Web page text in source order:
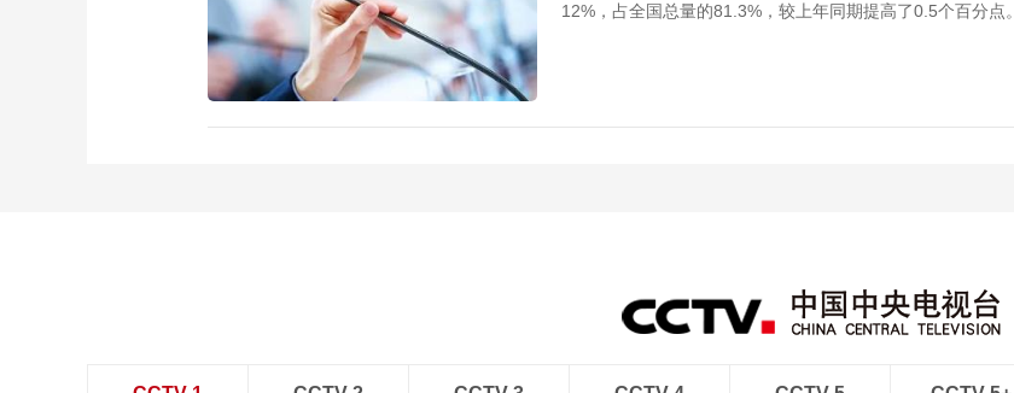
12%，占全国总量的81.3%，较上年同期提高了0.5个百分点。